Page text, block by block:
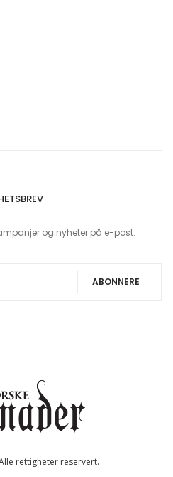
og nyheter på e-post.
ABONNERE
rettigheter reservert.